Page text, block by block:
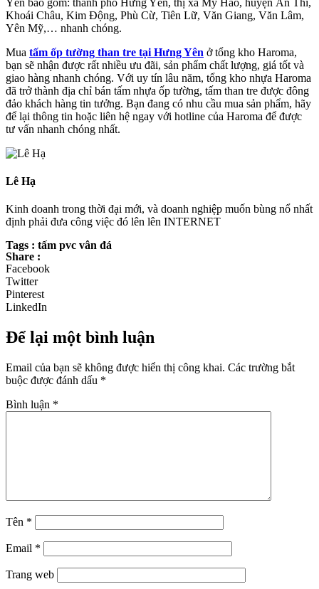
Khoái Châu, Kim Động, Phù Cừ, Tiên Lữ, Văn Giang, Văn Lâm,
Yên Mỹ,… nhanh chóng.
Mua tấm ốp tường than tre tại Hưng Yên ở tổng kho Haroma,
bạn sẽ nhận được rất nhiều ưu đãi, sản phẩm chất lượng, giá tốt và
giao hàng nhanh chóng. Với uy tín lâu năm, tổng kho nhựa Haroma
đã trở thành địa chỉ bán tấm nhựa ốp tường, tấm than tre được đông
đảo khách hàng tin tưởng. Bạn đang có nhu cầu mua sản phẩm, hãy
để lại thông tin hoặc liên hệ ngay với hotline của Haroma để được
tư vấn nhanh chóng nhất.
Lê Hạ
Kinh doanh trong thời đại mới, và doanh nghiệp muốn bùng nổ nhất
định phải đưa công việc đó lên lên INTERNET
Tags : tấm pvc vân đá
Share :
Facebook
Twitter
Pinterest
LinkedIn
Để lại một bình luận
Email của bạn sẽ không được hiển thị công khai. Các trường bắt
buộc được đánh dấu *
Bình luận *
Tên *
Email *
Trang web